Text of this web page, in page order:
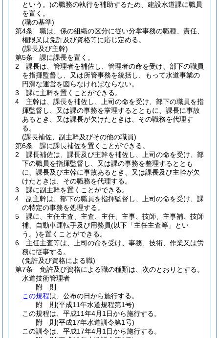
という。)の職務の執行を補助するため、建設水道課に職員
を置く。
(職の基準)
第4条
職は、係の組織の区分に従い分掌事務の職種、責任、
権限又は免許及び資格等に応じ定める。
(課長及び主幹)
第5条
課に課長を置く。
2
課長は、管理者を補佐し、管理者の命を受け、部下の職員
を指揮監督し、又は所管事務を統括し、もって水道事業の
円滑な運営を図らなければならない。
3
課に主幹を置くことができる。
4
主幹は、課長を補佐し、上司の命を受け、部下の職員を指
揮監督し、又は課の事務を掌理するとともに、課長に事故
あるとき、又は課長が欠けたときは、その職務を代理す
る。
(課長補佐、副主幹及びその他の職員)
第6条
課に課長補佐を置くことができる。
2
課長補佐は、課長及び主幹を補佐し、上司の命を受け、部
下の職員を指揮監督し、又は課の事務を整理するととも
に、課長及び主幹に事故あるとき、又は課長及び主幹が欠
けたときは、その職務を代理する。
3
課に副主幹を置くことができる。
4
副主幹は、部下の職員を指揮監督し、上司の命を受け、課
の特定の事務を処理する。
5
課に、主任主査、主査、主任、主事、技師、主事補、技師
補、自動車運転手及び用務員(以下「主任主査等」とい
う。)を置くことができる。
6
主任主査等は、上司の命を受け、事務、技術、作業又は労
務に従事する。
(免許及び資格による職)
第7条
免許及び資格による職の種類は、次のとおりとする。
水道技術管理者
附 則
この規程は、公布の日から施行する。
附 則(平成11年水道規程第1号)
この規程は、平成11年4月1日から施行する。
附 則(平成17年水道訓令第1号)
この訓令は、平成17年4月1日から施行する。